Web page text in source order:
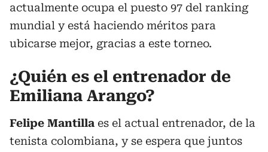
actualmente ocupa el puesto 97 del ranking
mundial y está haciendo méritos para
ubicarse mejor, gracias a este torneo.
¿Quién es el entrenador de
Emiliana Arango?
Felipe Mantilla es el actual entrenador, de la
tenista colombiana, y se espera que juntos